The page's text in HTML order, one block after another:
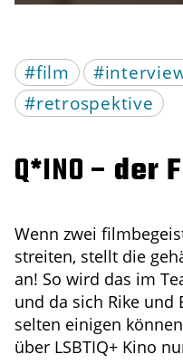
#film
#retrospektive
Q*INO – der
Wenn zwei
streiten, stellt die
an! So wird das im
und da sich Rike
selten einigen
über LSBTIQ+ Kino